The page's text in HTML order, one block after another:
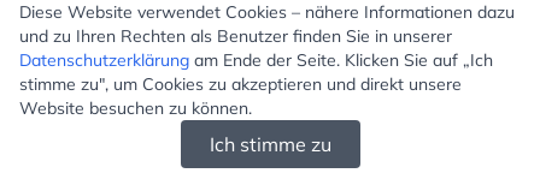
Diese Website verwendet Cookies – nähere Informationen dazu
und zu Ihren Rechten als Benutzer finden Sie in unserer
Datenschutzerklärung am Ende der Seite. Klicken Sie auf „Ich
stimme zu", um Cookies zu akzeptieren und direkt unsere
Website besuchen zu können.
Ich stimme zu